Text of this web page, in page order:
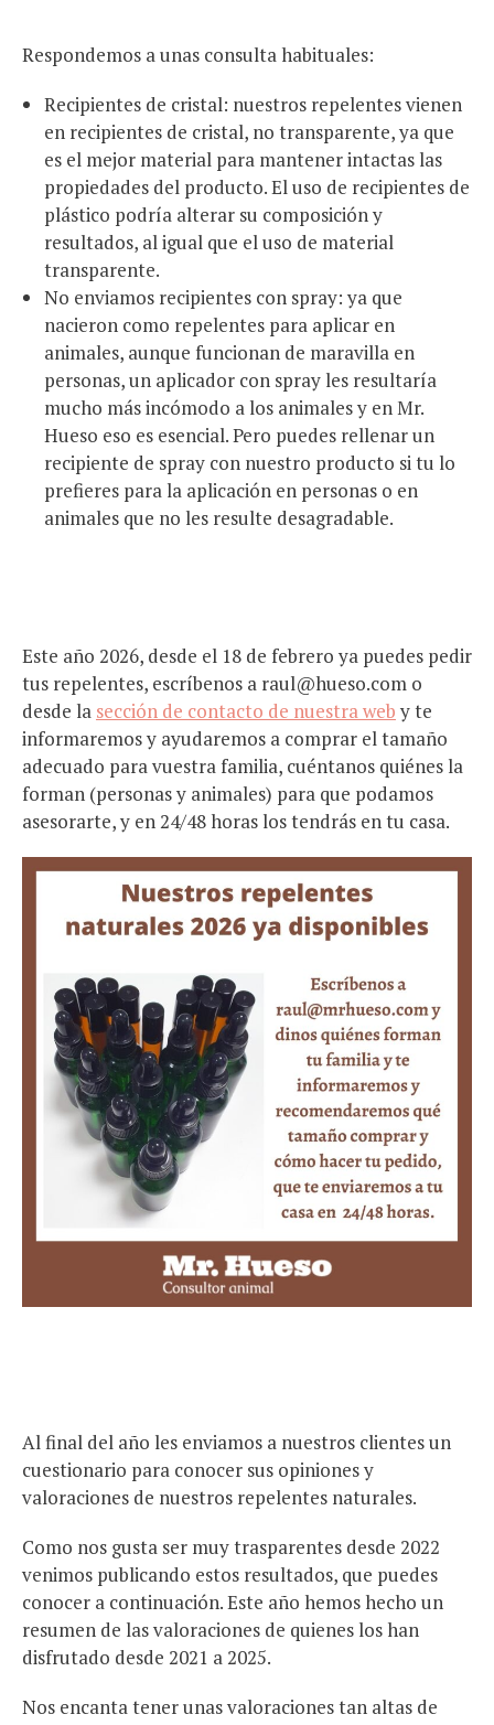
Respondemos a unas consulta habituales:
Recipientes de cristal: nuestros repelentes vienen
en recipientes de cristal, no transparente, ya que
es el mejor material para mantener intactas las
propiedades del producto. El uso de recipientes de
plástico podría alterar su composición y
resultados, al igual que el uso de material
transparente.
No enviamos recipientes con spray: ya que
nacieron como repelentes para aplicar en
animales, aunque funcionan de maravilla en
personas, un aplicador con spray les resultaría
mucho más incómodo a los animales y en Mr.
Hueso eso es esencial. Pero puedes rellenar un
recipiente de spray con nuestro producto si tu lo
prefieres para la aplicación en personas o en
animales que no les resulte desagradable.
Este año 2026, desde el 18 de febrero ya puedes pedir
tus repelentes, escríbenos a raul@hueso.com o
desde la sección de contacto de nuestra web y te
informaremos y ayudaremos a comprar el tamaño
adecuado para vuestra familia, cuéntanos quiénes la
forman (personas y animales) para que podamos
asesorarte, y en 24/48 horas los tendrás en tu casa.
Al final del año les enviamos a nuestros clientes un
cuestionario para conocer sus opiniones y
valoraciones de nuestros repelentes naturales.
Como nos gusta ser muy trasparentes desde 2022
venimos publicando estos resultados, que puedes
conocer a continuación. Este año hemos hecho un
resumen de las valoraciones de quienes los han
disfrutado desde 2021 a 2025.
Nos encanta tener unas valoraciones tan altas de